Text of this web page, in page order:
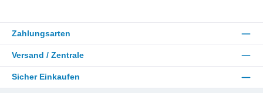
Zahlungsarten
Versand / Zentrale
Sicher Einkaufen